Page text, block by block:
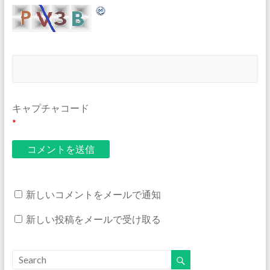
キャプチャコード
*
新しいコメントをメールで通知
新しい投稿をメールで受け取る